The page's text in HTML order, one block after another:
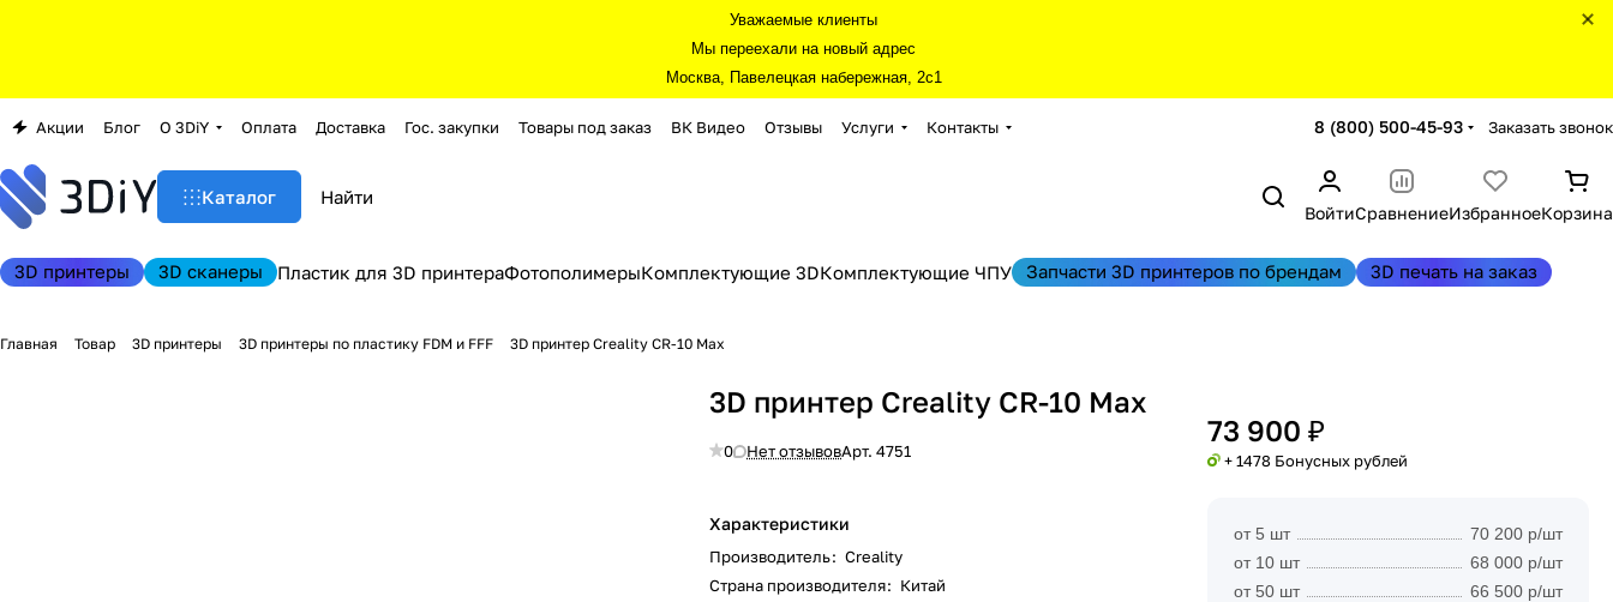
Уважаемые клиенты
Мы переехали на новый адрес
Москва, Павелецкая набережная, 2с1
Акции Блог О 3DiY Оплата Доставка Гос. закупки Товары под заказ ВК Видео Отзывы Услуги Контакты 8 (800) 500-45-93 Заказать звонок
Каталог
ВойтиСравнениеИзбранноеКорзина
3D принтеры 3D сканеры Пластик для 3D принтераФотополимерыКомплектующие 3DКомплектующие ЧПУ Запчасти 3D принтеров по брендам 3D печать на заказ
Главная Товар 3D принтеры 3D принтеры по пластику FDM и FFF 3D принтер Creality CR-10 Max
3D принтер Creality CR-10 Max
0 Нет отзывовАрт.4751
Характеристики
Производитель: Creality
Страна производителя: Китай
73 900 ₽
+ 1478 Бонусных рублей
от 5 шт
70 200 р/шт
от 10 шт
68 000 р/шт
от 50 шт
66 500 р/шт